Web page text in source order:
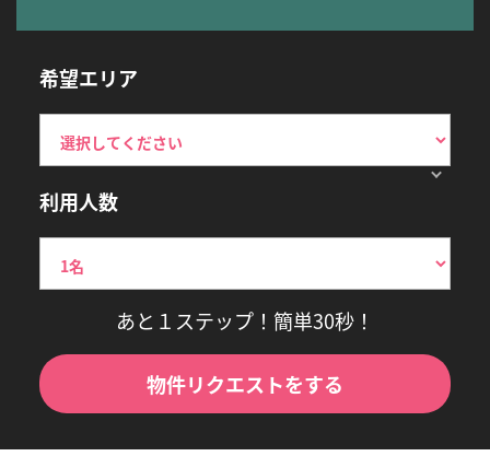
希望エリア
利用人数
あと１ステップ！簡単30秒！
物件リクエストをする